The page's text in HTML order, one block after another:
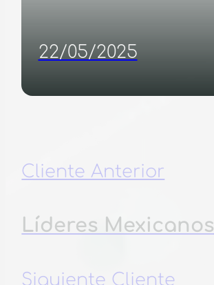
22/05/2025
Cliente Anterior
Líderes Mexicanos
Siguiente Cliente